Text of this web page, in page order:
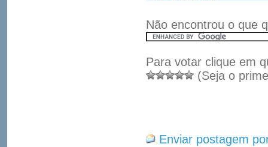
Não encontrou o que
Para votar clique em
(Seja o
Enviar postagem